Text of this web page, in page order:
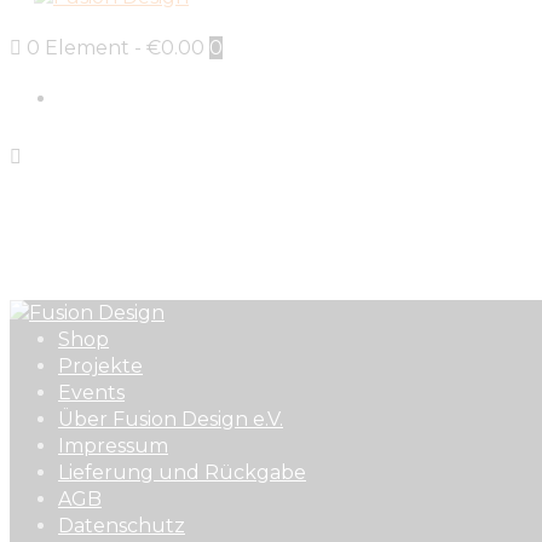
0 Element - €0.00 0
Shop
Projekte
Events
Über Fusion Design e.V.
Impressum
Lieferung und Rückgabe
AGB
Datenschutz